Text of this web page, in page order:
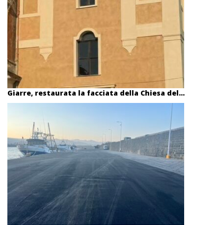
Giarre, restaurata la facciata della Chiesa del...